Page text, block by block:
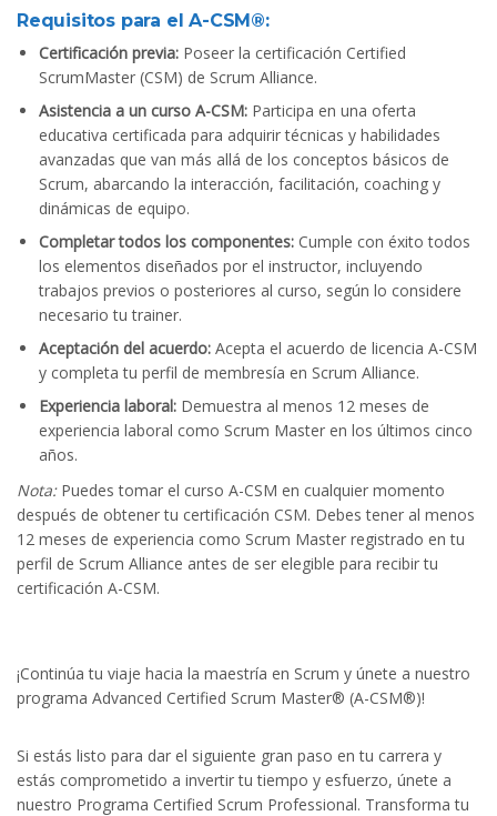
Requisitos para el A-CSM®:
Certificación previa: Poseer la certificación Certified
ScrumMaster (CSM) de Scrum Alliance.
Asistencia a un curso A-CSM: Participa en una oferta
educativa certificada para adquirir técnicas y habilidades
avanzadas que van más allá de los conceptos básicos de
Scrum, abarcando la interacción, facilitación, coaching y
dinámicas de equipo.
Completar todos los componentes: Cumple con éxito todos
los elementos diseñados por el instructor, incluyendo
trabajos previos o posteriores al curso, según lo considere
necesario tu trainer.
Aceptación del acuerdo: Acepta el acuerdo de licencia A-CSM
y completa tu perfil de membresía en Scrum Alliance.
Experiencia laboral: Demuestra al menos 12 meses de
experiencia laboral como Scrum Master en los últimos cinco
años.
Nota:Puedes tomar el curso A-CSM en cualquier momento
después de obtener tu certificación CSM. Debes tener al menos
12 meses de experiencia como Scrum Master registrado en tu
perfil de Scrum Alliance antes de ser elegible para recibir tu
certificación A-CSM.
¡Continúa tu viaje hacia la maestría en Scrum y únete a nuestro
programa Advanced Certified Scrum Master® (A-CSM®)!
Si estás listo para dar el siguiente gran paso en tu carrera y
estás comprometido a invertir tu tiempo y esfuerzo, únete a
nuestro Programa Certified Scrum Professional. Transforma tu